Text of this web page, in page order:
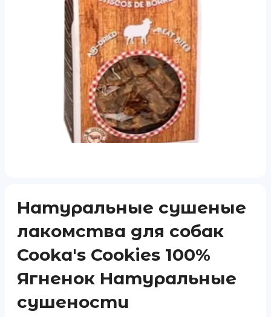
Натуральные сушеные
лакомства для собак
Cooka's Cookies 100%
Ягненок Натуральные
сушености